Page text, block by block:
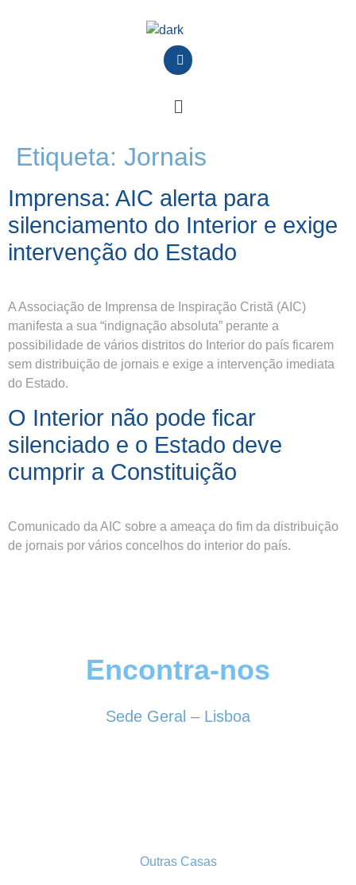
Etiqueta: Jornais
Imprensa: AIC alerta para
silenciamento do Interior e exige
intervenção do Estado
A Associação de Imprensa de Inspiração Cristã (AIC)
manifesta a sua “indignação absoluta” perante a
possibilidade de vários distritos do Interior do país ficarem
sem distribuição de jornais e exige a intervenção imediata
do Estado.
O Interior não pode ficar
silenciado e o Estado deve
cumprir a Constituição
Comunicado da AIC sobre a ameaça do fim da distribuição
de jornais por vários concelhos do interior do país.
Encontra-nos
Sede Geral – Lisboa
Outras Casas